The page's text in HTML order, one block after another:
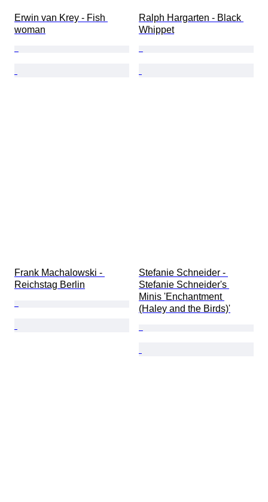
Erwin van Krey - Fish
woman
Ralph Hargarten - Black
Whippet
Frank Machalowski -
Reichstag Berlin
Stefanie Schneider -
Stefanie Schneider's
Minis 'Enchantment
(Haley and the Birds)'